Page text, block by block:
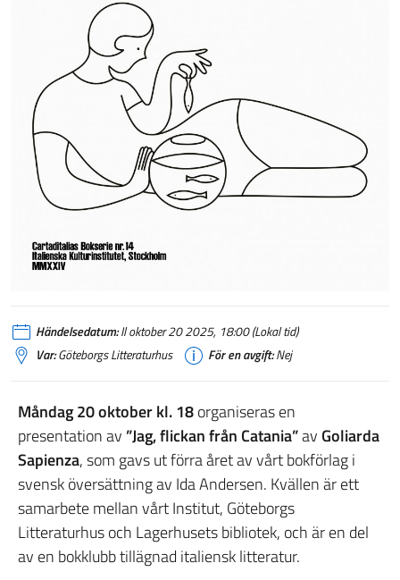
Händelsedatum:Il oktober 20 2025, 18:00 (Lokal tid)
Var:Göteborgs Litteraturhus För en avgift:Nej
Måndag 20 oktober kl. 18organiseras en
presentation av ”Jag, flickan från Catania”av Goliarda
Sapienza, som gavs ut förra året av vårt bokförlag i
svensk översättning av Ida Andersen. Kvällen är ett
samarbete mellan vårt Institut, Göteborgs
Litteraturhus och Lagerhusets bibliotek, och är en del
av en bokklubb tillägnad italiensk litteratur.